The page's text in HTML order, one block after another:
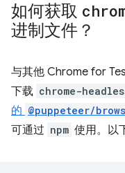
如何获取
进制文件？
与其他 Chrome for
下载 chrome-
的 @puppeteer/
可通过 npm 使用。以